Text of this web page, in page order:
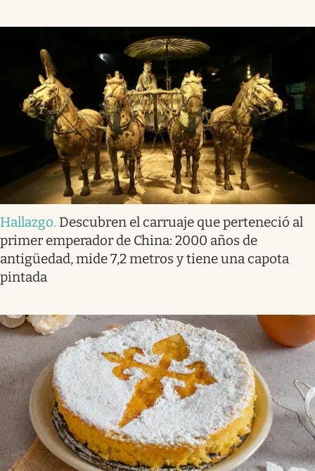
Hallazgo. Descubren el carruaje que perteneció al
primer emperador de China: 2000 años de
antigüedad, mide 7,2 metros y tiene una capota
pintada